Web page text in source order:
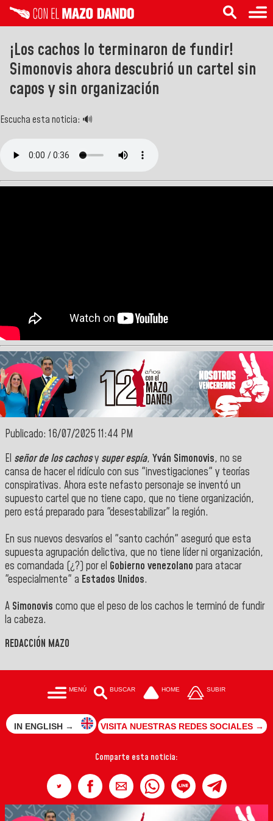
¡Los cachos lo terminaron de fundir!
Simonovis ahora descubrió un cartel sin
capos y sin organización
Escucha esta noticia: 🔊
Publicado: 16/07/2025 11:44 PM
El señor de los cachosy super espía, Yván Simonovis, no se
cansa de hacer el ridículo con sus "investigaciones" y teorías
conspirativas. Ahora este nefasto personaje se inventó un
supuesto cartel que no tiene capo, que no tiene organización,
pero está preparado para "desestabilizar" la región.
En sus nuevos desvaríos el "santo cachón" aseguró que esta
supuesta agrupación delictiva, que no tiene líder ni organización,
es comandada (¿?) por el Gobierno venezolano para atacar
"especialmente" a Estados Unidos.
A Simonovis como que el peso de los cachos le terminó de fundir
la cabeza.
REDACCIÓN MAZO
MENÚ BUSCAR HOME SUBIR
IN ENGLISH → VISITA NUESTRAS REDES SOCIALES →
Comparte esta noticia: